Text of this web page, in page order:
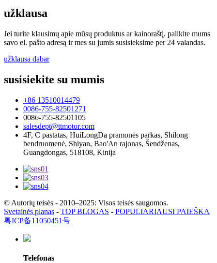
užklausa
Jei turite klausimų apie mūsų produktus ar kainoraštį, palikite mums
savo el. pašto adresą ir mes su jumis susisieksime per 24 valandas.
užklausa dabar
susisiekite su mumis
+86 13510014479
0086-755-82501271
0086-755-82501105
salesdept@ttmotor.com
4F, C pastatas, HuiLongDa pramonės parkas, Shilong
bendruomenė, Shiyan, Bao'An rajonas, Šendženas,
Guangdongas, 518108, Kinija
© Autorių teisės - 2010–2025: Visos teisės saugomos.
Svetainės planas - TOP BLOGAS - POPULIARIAUSI PAIEŠKA
粤ICP备11050451号
Telefonas